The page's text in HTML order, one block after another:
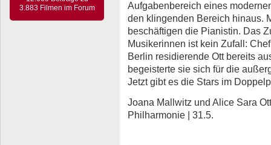
3.883 Filmen im Forum
Aufgabenbereich eines
den klingenden Bereich hinaus.
beschäftigen die Pianistin. Das
Musikerinnen ist kein Zufall:
Berlin residierende Ott bereits
begeisterte sie sich für die
Jetzt gibt es die Stars im
Joana Mallwitz und Alice Sara
Philharmonie | 31.5.